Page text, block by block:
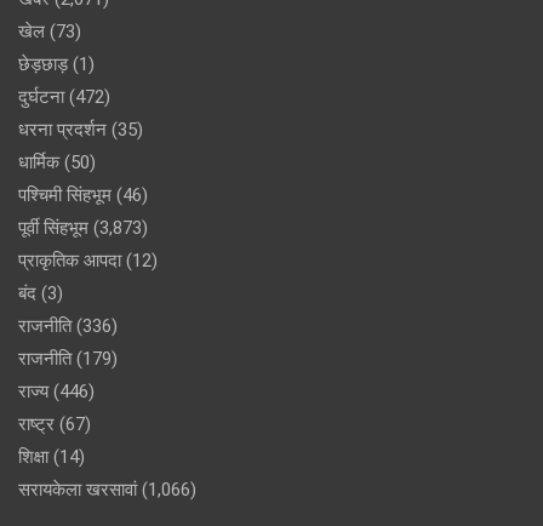
खेल (73)
छेड़छाड़(1)
दुर्घटना(472)
धरना प्रदर्शन (35)
धार्मिक(50)
पश्चिमी सिंहभूम (46)
पूर्वी सिंहभूम (3,873)
प्राकृतिक आपदा(12)
बंद (3)
राजनीति(336)
राजनीति(179)
राज्य(446)
राष्ट्र (67)
शिक्षा(14)
सरायकेला खरसावां(1,066)